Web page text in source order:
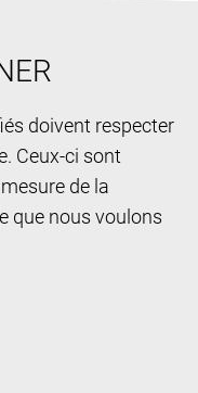
doivent respecter
Ceux-ci sont
de la
que nous voulons